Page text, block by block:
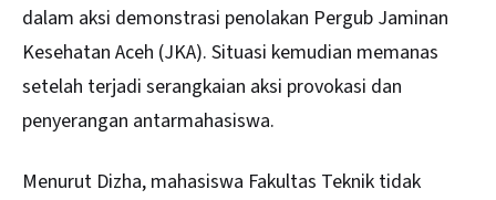
dalam aksi demonstrasi penolakan Pergub Jaminan
Kesehatan Aceh (JKA). Situasi kemudian memanas
setelah terjadi serangkaian aksi provokasi dan
penyerangan antarmahasiswa.
Menurut Dizha, mahasiswa Fakultas Teknik tidak